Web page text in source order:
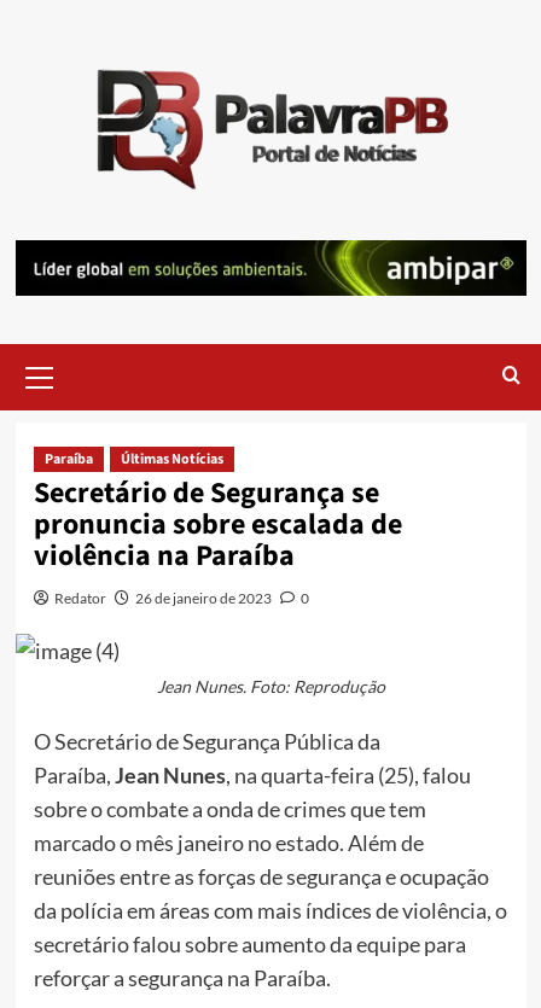
Menu
Paraíba Últimas Notícias
Secretário de Segurança se
pronuncia sobre escalada de
violência na Paraíba
Redator 26 de janeiro de 2023 0
Jean Nunes. Foto: Reprodução
O Secretário de Segurança Pública da
Paraíba,Jean Nunes, na quarta-feira (25), falou
sobre o combate a onda de crimes que tem
marcado o mês janeiro no estado. Além de
reuniões entre as forças de segurança e ocupação
da polícia em áreas com mais índices de violência, o
secretário falou sobre aumento da equipe para
reforçar a segurança na Paraíba.